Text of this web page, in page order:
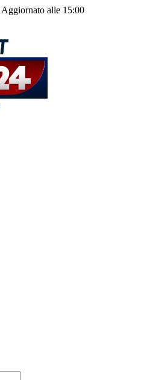
Aggiornato alle 15:00